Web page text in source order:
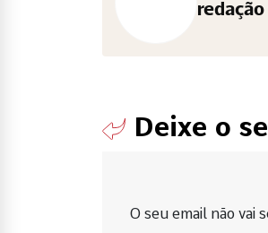
Deixe o
O seu email não vai